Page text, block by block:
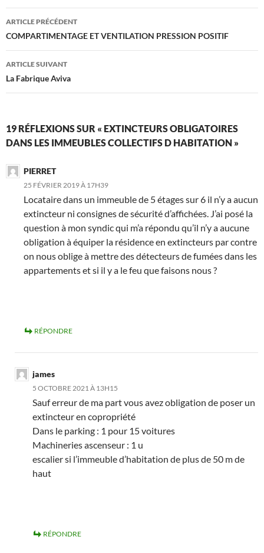
Navigation
des
articles
ARTICLE PRÉCÉDENT
COMPARTIMENTAGE ET VENTILATION PRESSION POSITIF
ARTICLE SUIVANT
La Fabrique Aviva
19 RÉFLEXIONS SUR « EXTINCTEURS OBLIGATOIRES
DANS LES IMMEUBLES COLLECTIFS D HABITATION »
PIERRET
25 FÉVRIER 2019 À 17H39
Locataire dans un immeuble de 5 étages sur 6 il n’y a aucun
extincteur ni consignes de sécurité d’affichées. J’ai posé la
question à mon syndic qui m’a répondu qu’il n’y a aucune
obligation à équiper la résidence en extincteurs par contre
on nous oblige à mettre des détecteurs de fumées dans les
appartements et si il y a le feu que faisons nous ?
RÉPONDRE
james
5 OCTOBRE 2021 À 13H15
Sauf erreur de ma part vous avez obligation de poser un
extincteur en copropriété
Dans le parking : 1 pour 15 voitures
Machineries ascenseur : 1 u
escalier si l’immeuble d’habitation de plus de 50 m de
haut
RÉPONDRE